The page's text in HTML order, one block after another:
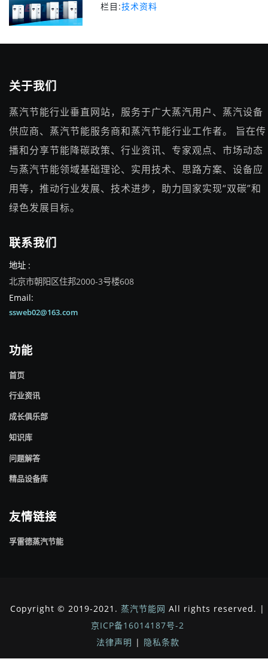
栏目:技术资料
关于我们
蒸汽节能行业垂直网站，服务于广大蒸汽用户、蒸汽设备
供应商、蒸汽节能服务商和蒸汽节能行业工作者。 旨在传
播和分享节能降碳政策、行业资讯、专家观点、市场动态
与蒸汽节能领域基础理论、实用技术、思路方案、设备应
用等，推动行业发展、技术进步，助力国家实现“双碳”和
绿色发展目标。
联系我们
地址 :
北京市朝阳区住邦2000-3号楼608
Email:
ssweb02@163.com
功能
首页
行业资讯
成长俱乐部
知识库
问题解答
精品设备库
友情链接
孚雷德蒸汽节能
Copyright © 2019-2021. 蒸汽节能网 All rights reserved. |
京ICP备16014187号-2
法律声明 | 隐私条款